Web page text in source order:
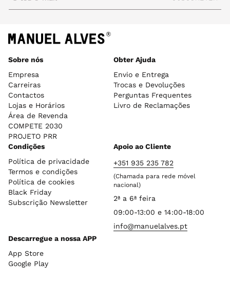
Sobre nós
Empresa
Carreiras
Contactos
Lojas e Horários
Área de Revenda
COMPETE 2030
PROJETO PRR
Obter Ajuda
Envio e Entrega
Trocas e Devoluções
Perguntas Frequentes
Livro de Reclamações
Condições
Política de privacidade
Termos e condições
Política de cookies
Black Friday
Subscrição Newsletter
Apoio ao Cliente
+351 935 235 782
(Chamada para rede móvel
nacional)
2ª a 6ª feira
09:00-13:00 e 14:00-18:00
info@manuelalves.pt
Descarregue a nossa APP
App Store
Google Play